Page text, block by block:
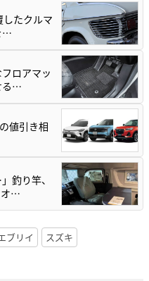
たクルマ
…
ロアマッ
る…
値引き相
釣り竿、
オ…
ブリイ スズキ